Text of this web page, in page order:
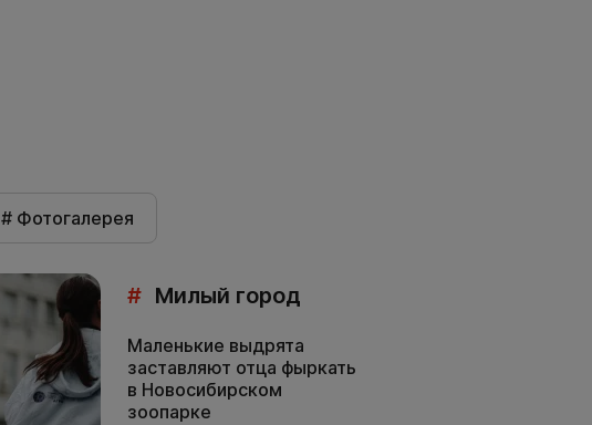
# Фотогалерея
# Милый город
Маленькие выдрята
заставляют отца фыркать
в Новосибирском
зоопарке